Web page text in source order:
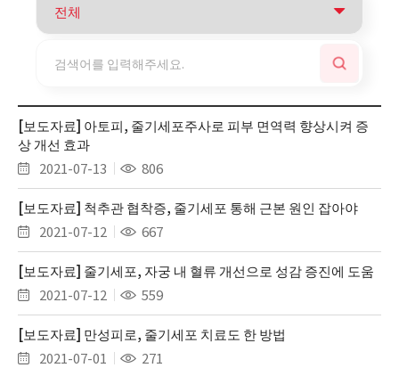
[보도자료] 아토피, 줄기세포주사로 피부 면역력 향상시켜 증
상 개선 효과
2021-07-13
806
[보도자료] 척추관 협착증, 줄기세포 통해 근본 원인 잡아야
2021-07-12
667
[보도자료] 줄기세포, 자궁 내 혈류 개선으로 성감 증진에 도움
2021-07-12
559
[보도자료] 만성피로, 줄기세포 치료도 한 방법
2021-07-01
271